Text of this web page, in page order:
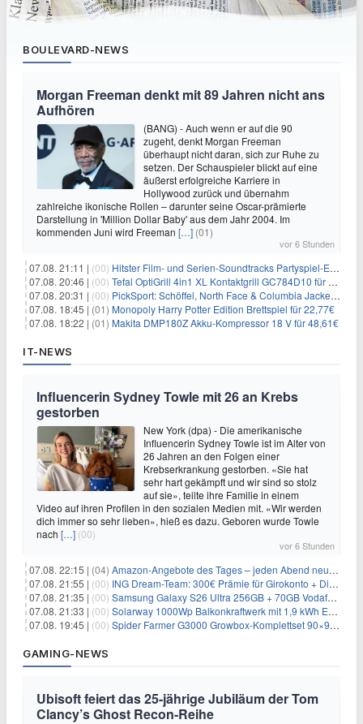
BOULEVARD-NEWS
Morgan Freeman denkt mit 89 Jahren nicht ans
Aufhören
(BANG) - Auch wenn er auf die 90
zugeht, denkt Morgan Freeman
überhaupt nicht daran, sich zur Ruhe zu
setzen. Der Schauspieler blickt auf eine
äußerst erfolgreiche Karriere in
Hollywood zurück und übernahm
zahlreiche ikonische Rollen – darunter seine Oscar-prämierte
Darstellung in 'Million Dollar Baby' aus dem Jahr 2004. Im
kommenden Juni wird Freeman […] (01)
vor 6 Stunden
07.08. 21:11 | (00) Hitster Film- und Serien-Soundtracks Partyspiel-Erweiterung für 6,99€
07.08. 20:46 | (00) Tefal OptiGrill 4in1 XL Kontaktgrill GC784D10 für 239,99€
07.08. 20:31 | (00) PickSport: Schöffel, North Face & Columbia Jacken ab 39,60€
07.08. 18:45 | (01) Monopoly Harry Potter Edition Brettspiel für 22,77€
07.08. 18:22 | (01) Makita DMP180Z Akku-Kompressor 18 V für 48,61€
IT-NEWS
Influencerin Sydney Towle mit 26 an Krebs
gestorben
New York (dpa) - Die amerikanische
Influencerin Sydney Towle ist im Alter von
26 Jahren an den Folgen einer
Krebserkrankung gestorben. «Sie hat
sehr hart gekämpft und wir sind so stolz
auf sie», teilte ihre Familie in einem
Video auf ihren Profilen in den sozialen Medien mit. «Wir werden
dich immer so sehr lieben», hieß es dazu. Geboren wurde Towle
nach […] (00)
vor 6 Stunden
07.08. 22:15 | (04) Amazon-Angebote des Tages – jeden Abend neue Deals zum Stöbern
07.08. 21:55 | (00) ING Dream-Team: 300€ Prämie für Girokonto + Direkt-Depot
07.08. 21:35 | (00) Samsung Galaxy S26 Ultra 256GB + 70GB Vodafone-Netz für 34,99€/Monat (effektiv 4,74€/Monat)
07.08. 21:33 | (00) Solarway 1000Wp Balkonkraftwerk mit 1,9 kWh EcoFlow-Speicher für 719€ + 30€ Filial-Gutschein
07.08. 19:45 | (00) Spider Farmer G3000 Growbox-Komplettset 90×90×180 cm für 379,99€
GAMING-NEWS
Ubisoft feiert das 25-jährige Jubiläum der Tom
Clancy’s Ghost Recon-Reihe